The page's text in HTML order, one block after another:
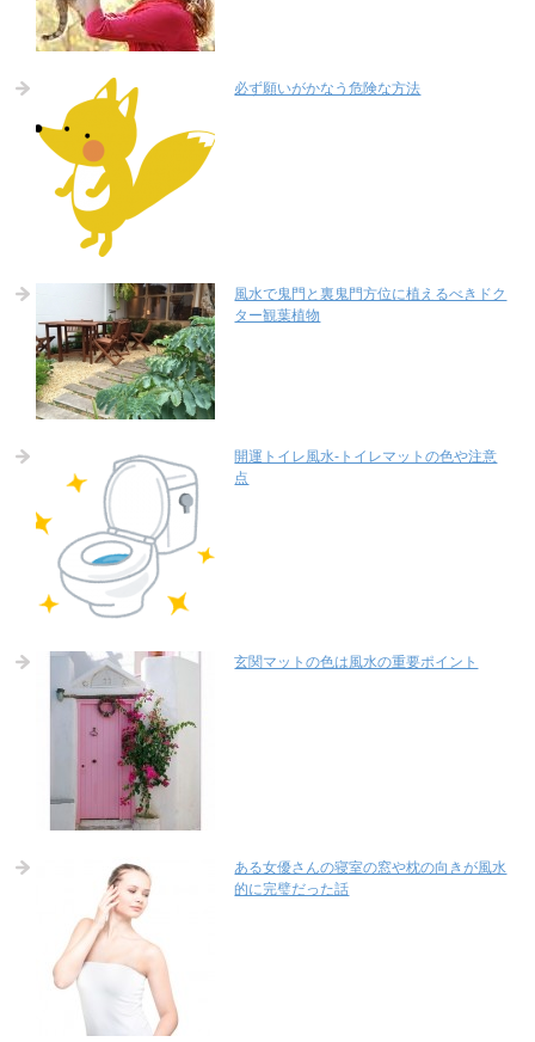
必ず願いがかなう危険な方法
風水で鬼門と裏鬼門方位に植えるべきドク
ター観葉植物
開運トイレ風水-トイレマットの色や注意
点
玄関マットの色は風水の重要ポイント
ある女優さんの寝室の窓や枕の向きが風水
的に完璧だった話